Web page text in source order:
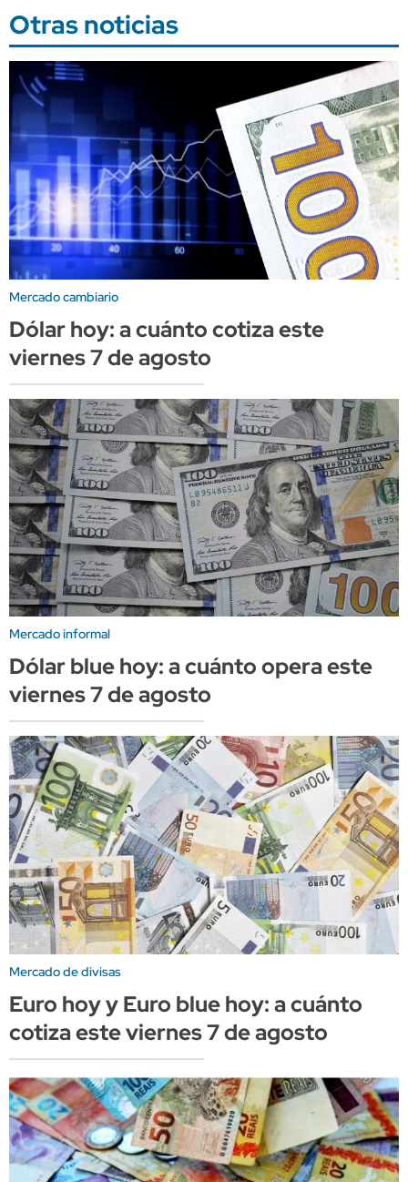
Otras noticias
Mercado cambiario
Dólar hoy: a cuánto cotiza este
viernes 7 de agosto
Mercado informal
Dólar blue hoy: a cuánto opera este
viernes 7 de agosto
Mercado de divisas
Euro hoy y Euro blue hoy: a cuánto
cotiza este viernes 7 de agosto